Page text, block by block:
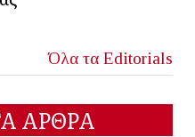
Όλα τα Editorials
ΑΡΘΡΑ